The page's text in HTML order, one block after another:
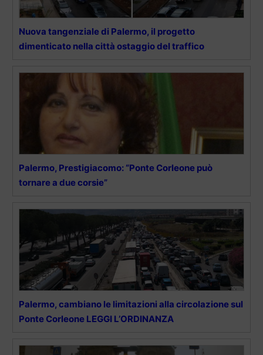
Nuova tangenziale di Palermo, il progetto
dimenticato nella città ostaggio del traffico
Palermo, Prestigiacomo: “Ponte Corleone può
tornare a due corsie”
Palermo, cambiano le limitazioni alla circolazione sul
Ponte Corleone LEGGI L’ORDINANZA